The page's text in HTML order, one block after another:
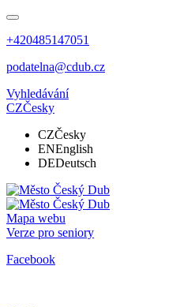
+420485147051
podatelna@cdub.cz
Vyhledávání
CZČesky
CZČesky
ENEnglish
DEDeutsch
Mapa webu
Verze pro seniory
Facebook